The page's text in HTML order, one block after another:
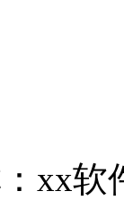
xx软